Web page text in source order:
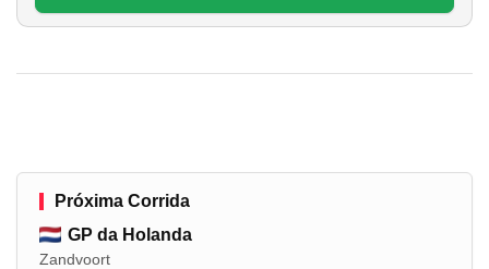
Próxima Corrida
GP da Holanda
Zandvoort